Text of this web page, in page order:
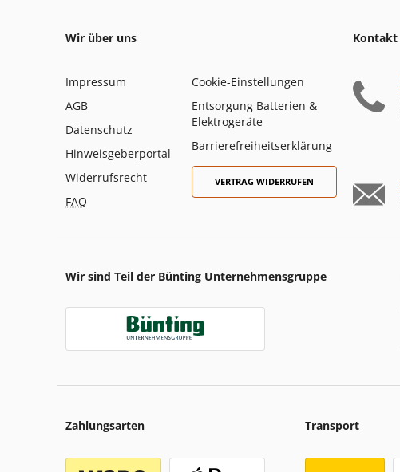
Wir über uns
Impressum
AGB
Datenschutz
Hinweisgeberportal
Widerrufsrecht
FAQ
Cookie-Einstellungen
Entsorgung Batterien &
Elektrogeräte
Barrierefreiheitserklärung
VERTRAG WIDERRUFEN
Kontakt
Wir sind Teil der Bünting Unternehmensgruppe
Zahlungsarten Transport